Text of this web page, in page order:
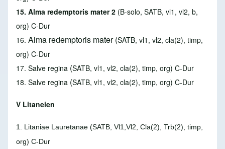
15. Alma redemptoris mater 2 (B-solo, SATB, vl1, vl2, b,
org) C-Dur
16. Alma redemptoris mater(SATB, vl1, vl2, cla(2), timp,
org) C-Dur
17. Salve regina (SATB, vl1, vl2, cla(2), timp, org) C-Dur
18. Salve regina (SATB, vl1, vl2, cla(2), timp, org) C-Dur
V Litaneien
1. Litaniae Lauretanae (SATB, Vl1,Vl2, Cla(2), Trb(2), timp,
org) C-Dur